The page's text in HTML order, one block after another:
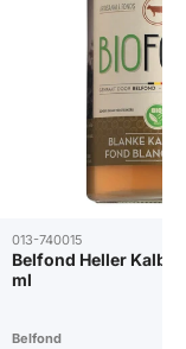
013-740015
Belfond Heller
ml
Belfond